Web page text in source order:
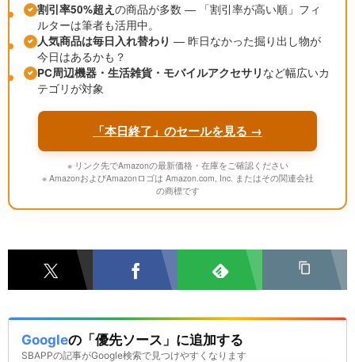
割引率50%超え の商品が多数 ― 「割引率が高い順」フィ
ルターは筆者も活用中。
人気商品は毎日入れ替わり ― 昨日なかった掘り出し物が
今日はあるかも？
PC周辺機器・生活雑貨・モバイルアクセサリ など幅広いカ
テゴリが対象
「本日終了」のセールを見る →
※ リンク先でAmazonの最新価格・在庫をご確認ください
※ AmazonおよびAmazonロゴは Amazon.com, Inc. またはその関連会社
の商標です
Googleの「優先ソース」に追加する
SBAPPの記事がGoogle検索で見つけやすくなります